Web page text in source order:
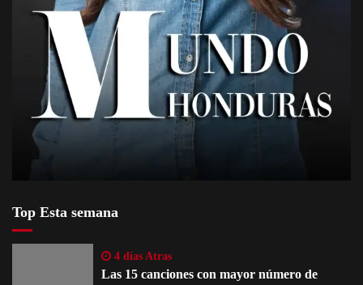
Top Esta semana
4 días Atras
Las 15 canciones con mayor número de